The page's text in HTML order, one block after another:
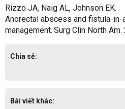
Rizzo JA, Naig AL, Johnson EK.
Anorectal abscess and fistula-
management. Surg Clin North Am.
Chia sẻ:
Bài viết khác: